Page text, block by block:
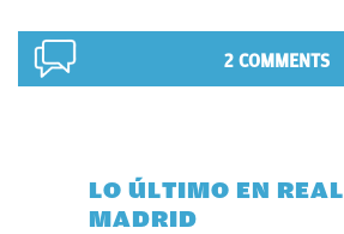
2 COMMENTS
LO ÚLTIMO EN REAL
MADRID